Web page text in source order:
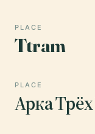
PLACE
Ttram
PLACE
Арка